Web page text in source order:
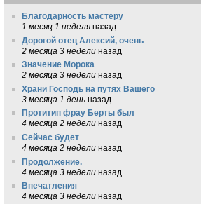
Благодарность мастеру
1 месяц 1 неделя назад
Дорогой отец Алексий, очень
2 месяца 3 недели назад
Значение Морока
2 месяца 3 недели назад
Храни Господь на путях Вашего
3 месяца 1 день назад
Протитип фрау Берты был
4 месяца 2 недели назад
Сейчас будет
4 месяца 2 недели назад
Продолжение.
4 месяца 3 недели назад
Впечатления
4 месяца 3 недели назад